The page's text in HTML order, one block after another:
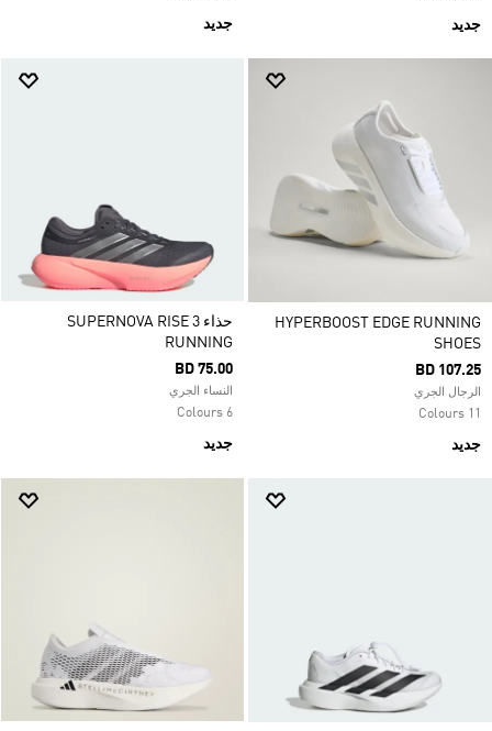
جديد جديد
HYPERBOOST EDGE RUNNING
SHOES
BD 107.25
الرجال الجري
11 Colours
جديد
حذاء SUPERNOVA RISE 3
RUNNING
BD 75.00
النساء الجري
6 Colours
جديد